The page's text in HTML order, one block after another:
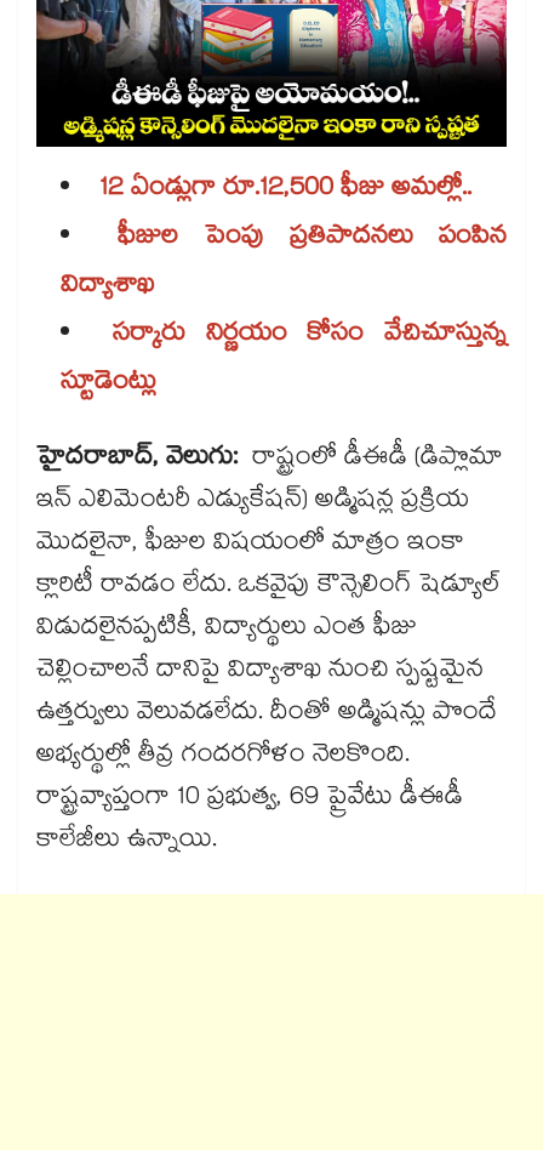
12 ఏండ్లుగా రూ.12,500 ఫీజు అమల్లో..
ఫీజుల పెంపు ప్రతిపాదనలు పంపిన
విద్యాశాఖ
సర్కారు నిర్ణయం కోసం వేచిచూస్తున్న
స్టూడెంట్లు
హైదరాబాద్, వెలుగు: రాష్ట్రంలో డీఈడీ (డిప్లొమా
ఇన్ ఎలిమెంటరీ ఎడ్యుకేషన్) అడ్మిషన్ల ప్రక్రియ
మొదలైనా, ఫీజుల విషయంలో మాత్రం ఇంకా
క్లారిటీ రావడం లేదు. ఒకవైపు కౌన్సెలింగ్ షెడ్యూల్
విడుదలైనప్పటికీ, విద్యార్థులు ఎంత ఫీజు
చెల్లించాలనే దానిపై విద్యాశాఖ నుంచి స్పష్టమైన
ఉత్తర్వులు వెలువడలేదు. దీంతో అడ్మిషన్లు పొందే
అభ్యర్థుల్లో తీవ్ర గందరగోళం నెలకొంది.
రాష్ట్రవ్యాప్తంగా 10 ప్రభుత్వ, 69 ప్రైవేటు డీఈడీ
కాలేజీలు ఉన్నాయి.